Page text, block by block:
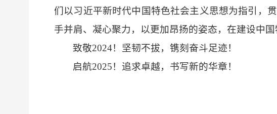
们以习近平新时代中国特色社会主义思想为指引，
手并肩、凝心聚力，以更加昂扬的姿态，在建设中
致敬2024！坚韧不拔，镌刻奋斗足迹！
启航2025！追求卓越，书写新的华章！